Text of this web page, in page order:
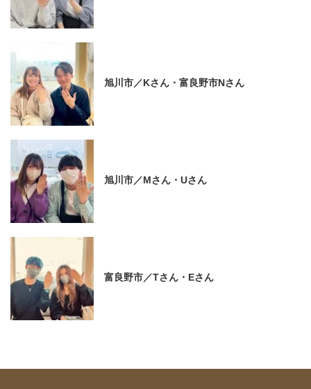
旭川市／Kさん・富良野市Nさん
旭川市／Mさん・Uさん
富良野市／Tさん・Eさん